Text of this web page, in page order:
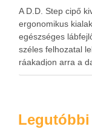
A D.D. Step cipő
ergonomikus
egészséges
széles felhozatal
ráakadjon arra a
megfelel. A D.D.
Legutóbbi